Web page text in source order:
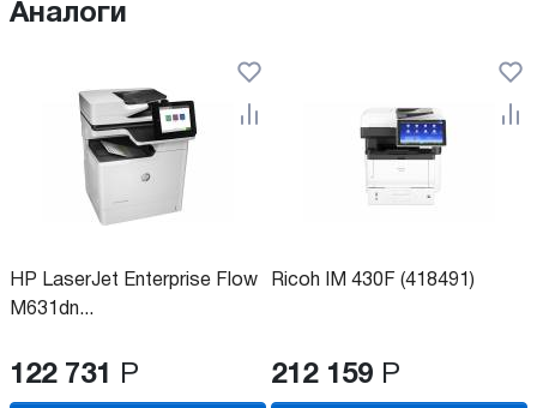
Аналоги
HP LaserJet Enterprise Flow
M631dn...
122 731 Р
Ricoh IM 430F (418491)
212 159 Р